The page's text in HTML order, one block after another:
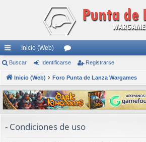
nl
ac
es
rá
Inicio (Web)
or
os
Buscar Identificarse Registrarse
Inicio (Web) Foro Punta de Lanza Wargames
- Condiciones de uso